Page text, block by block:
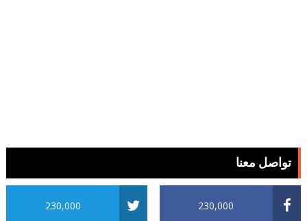
تواصل معنا
230,000
230,000